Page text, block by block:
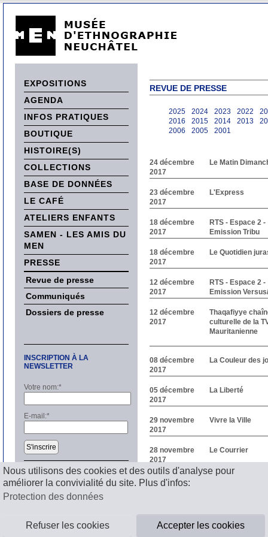
Nous utilisons des cookies et des outils d'analyse pour
améliorer la convivialité du site. Plus d'infos:
Protection des données
Refuser les cookies Accepter les cookies
EXPOSITIONS
AGENDA
INFOS PRATIQUES
BOUTIQUE
HISTOIRE(S)
COLLECTIONS
BASE DE DONNÉES
LE CAFÉ
ATELIERS ENFANTS
SAMEN - LES AMIS DU
MEN
PRESSE
Revue de presse
Communiqués
Dossiers de presse
INSCRIPTION À LA
NEWSLETTER
Votre nom:*
E-mail:*
S'inscrire
REVUE DE PRESSE
2025 2024 2023 2022
2016
2015 2014 2013
2006
2005 2001
24 décembre
2017
Le Matin
23 décembre
2017
L'Express
18 décembre
2017
RTS - Espace 2 -
Emission Tribu
18 décembre
2017
Le Quotidien
12 décembre
2017
RTS - Espace 2 -
Emission
12 décembre
2017
Thaqafiyye
culturelle de la
Mauritanienne
08 décembre
2017
La Couleur des
05 décembre
2017
La Liberté
29 novembre
2017
Vivre la Ville
28 novembre
2017
Le Courrier
1 2 3 4 Suivant